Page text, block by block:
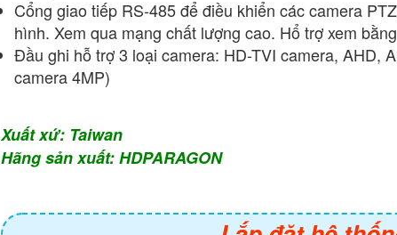
Cổng giao tiếp RS-485 để điều khiển các camera
hình. Xem qua mạng chất lượng cao. Hổ trợ xem
Đầu ghi hỗ trợ 3 loại camera: HD-TVI camera, AHD,
camera 4MP)
Xuất xứ: Taiwan
Hãng sản xuất: HDPARAGON